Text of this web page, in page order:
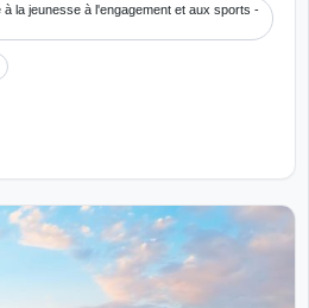
à la jeunesse à l'engagement et aux sports -